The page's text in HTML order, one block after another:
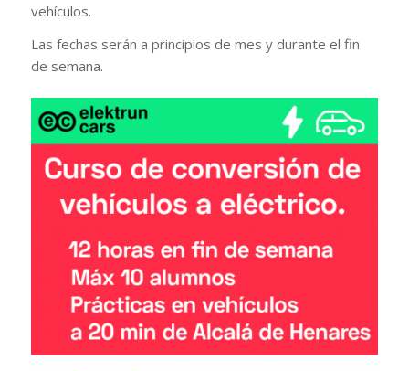
vehículos.
Las fechas serán a principios de mes y durante el fin
de semana.